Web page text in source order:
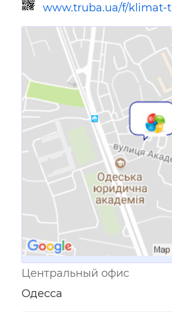
www.truba.ua/f/klimat-t
Ссылка для мобильных устройств
Центральный офис
Одесса